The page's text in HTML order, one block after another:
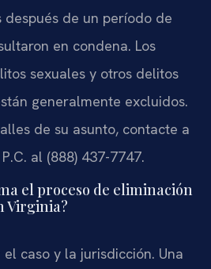
de un período de
en condena. Los
sexuales y otros delitos
generalmente excluidos.
de su asunto, contacte a
al (888) 437-7747.
el proceso de eliminación
Virginia?
caso y la jurisdicción. Una